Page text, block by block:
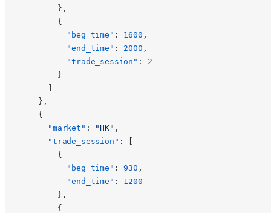
        },
        {
          "beg_time"
: 1600 ,
          "end_time"
: 2000 ,
          "trade_session"
: 2
        }
    },
    {
      "market"
: "HK" ,
      "trade_session"
: [
        {
          "beg_time"
: 930 ,
          "end_time"
: 1200
        },
        {